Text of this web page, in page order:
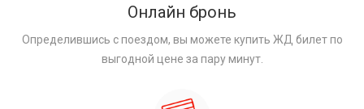
Онлайн бронь
Определившись с поездом, вы можете купить ЖД билет по
выгодной цене за пару минут.